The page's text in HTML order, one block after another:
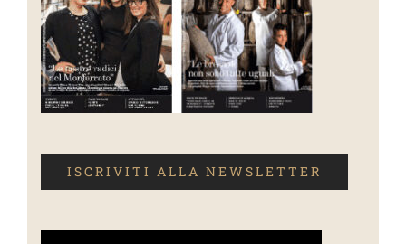
ISCRIVITI ALLA NEWSLETTER